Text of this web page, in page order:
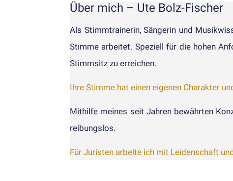
Über mich – Ute Bolz-Fischer
Als Stimm­trainerin, Sängerin und
Stimme arbeitet. Speziell für die hohen
Stimm­sitz zu erreichen.
Ihre Stimme hat einen eigen­en Charakter
Mithilfe meines seit Jahren bewährten
reibungs­los.
Für Juristen arbeite ich mit Leidenschaft